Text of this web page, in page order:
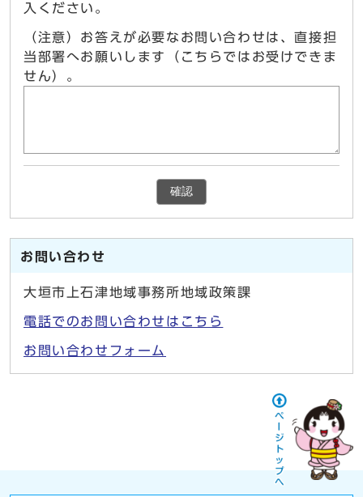
入ください。
（注意）お答えが必要なお問い合わせは、直接担
当部署へお願いします（こちらではお受けできま
せん）。
確認
お問い合わせ
大垣市上石津地域事務所地域政策課
電話でのお問い合わせはこちら
お問い合わせフォーム